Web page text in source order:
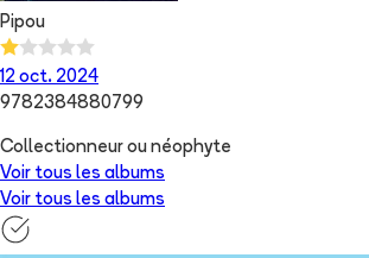
Pipou
12 oct. 2024
9782384880799
Collectionneur ou néophyte
Voir tous les albums
Voir tous les albums